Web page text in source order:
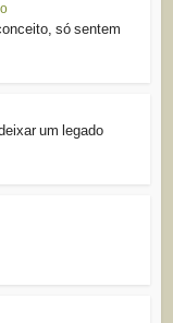
só sentem
um legado